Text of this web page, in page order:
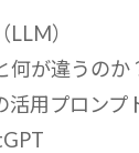
）
何が違うのか
活用プロンプ